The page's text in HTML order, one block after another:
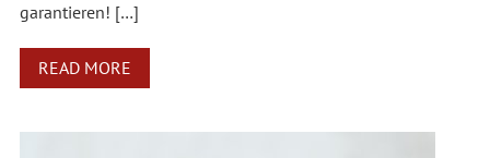
garantieren! […]
READ MORE